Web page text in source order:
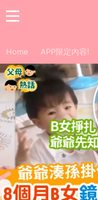
Home APP限定內容!